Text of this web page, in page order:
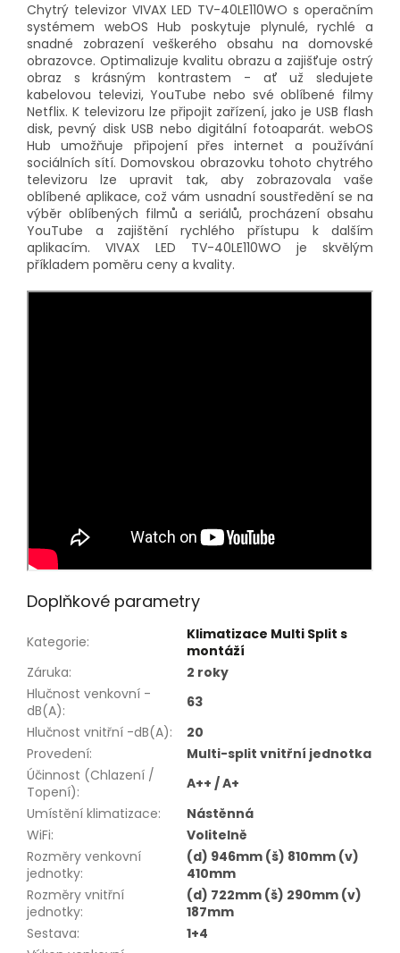
Chytrý televizor VIVAX LED TV-40LE110WO s operačním
systémem webOS Hub poskytuje plynulé, rychlé a
snadné zobrazení veškerého obsahu na domovské
obrazovce. Optimalizuje kvalitu obrazu a zajišťuje ostrý
obraz s krásným kontrastem - ať už sledujete
kabelovou televizi, YouTube nebo své oblíbené filmy
Netflix. K televizoru lze připojit zařízení, jako je USB flash
disk, pevný disk USB nebo digitální fotoaparát. webOS
Hub umožňuje připojení přes internet a používání
sociálních sítí. Domovskou obrazovku tohoto chytrého
televizoru lze upravit tak, aby zobrazovala vaše
oblíbené aplikace, což vám usnadní soustředění se na
výběr oblíbených filmů a seriálů, procházení obsahu
YouTube a zajištění rychlého přístupu k dalším
aplikacím. VIVAX LED TV-40LE110WO je skvělým
příkladem poměru ceny a kvality.
Doplňkové parametry
Kategorie:
Klimatizace Multi Split s
montáží
Záruka:
2 roky
Hlučnost venkovní -
dB(A):
63
Hlučnost vnitřní -dB(A):
20
Provedení:
Multi-split vnitřní jednotka
Účinnost (Chlazení /
Topení):
A++ / A+
Umístění klimatizace:
Nástěnná
WiFi:
Volitelně
Rozměry venkovní
jednotky:
(d) 946mm (š) 810mm (v)
410mm
Rozměry vnitřní
jednotky:
(d) 722mm (š) 290mm (v)
187mm
Sestava:
1+4